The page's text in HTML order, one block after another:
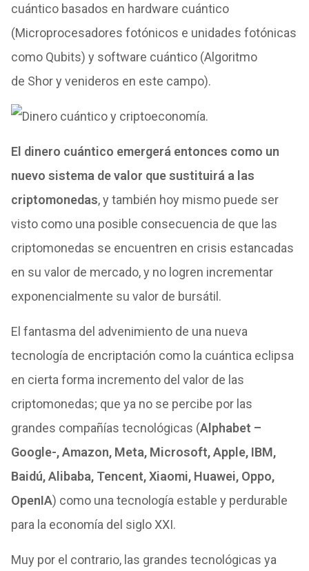
cuántico basados en hardware cuántico
(Microprocesadores fotónicos e unidades fotónicas
como Qubits) y software cuántico (Algoritmo
de Shor y venideros en este campo).
El dinero cuántico emergerá entonces como un
nuevo sistema de valor que sustituirá a las
criptomonedas, y también hoy mismo puede ser
visto como una posible consecuencia de que las
criptomonedas se encuentren en crisis estancadas
en su valor de mercado, y no logren incrementar
exponencialmente su valor de bursátil.
El fantasma del advenimiento de una nueva
tecnología de encriptación como la cuántica eclipsa
en cierta forma incremento del valor de las
criptomonedas; que ya no se percibe por las
grandes compañías tecnológicas (Alphabet –
Google-, Amazon, Meta, Microsoft, Apple, IBM,
Baidú, Alibaba, Tencent, Xiaomi, Huawei, Oppo,
OpenIA) como una tecnología estable y perdurable
para la economía del siglo XXI.
Muy por el contrario, las grandes tecnológicas ya